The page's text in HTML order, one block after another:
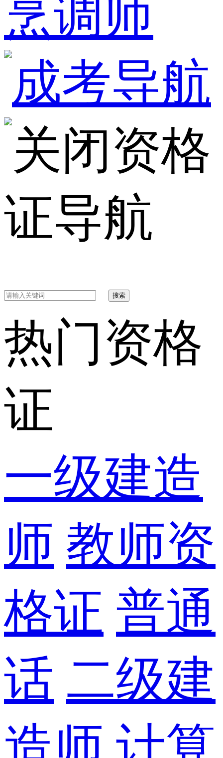
烹调师
资格
证导航
搜索
热门资格
证
一级建造
师 教师资
格证 普通
话 二级建